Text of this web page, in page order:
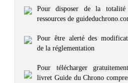
Pour disposer de la totalité
ressources de
Pour être alerté des
de la réglementation
Pour télécharger
livret Guide du Chrono